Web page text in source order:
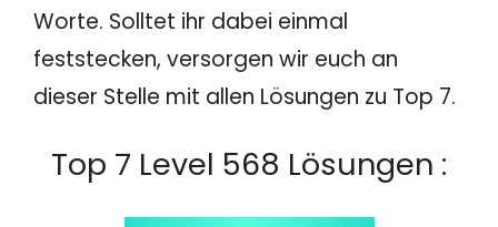
Worte. Solltet ihr dabei einmal
feststecken, versorgen wir euch an
dieser Stelle mit allen Lösungen zu Top 7.
Top 7 Level 568 Lösungen :